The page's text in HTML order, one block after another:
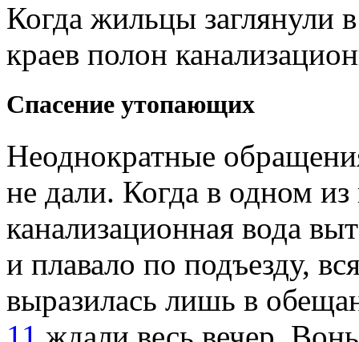
Когда жильцы заглянули
краев полон
Спасение утопающих
Неоднократные
не дали. Когда в одном из
канализационная вода
и плавало по подъезду,
выразилась лишь в